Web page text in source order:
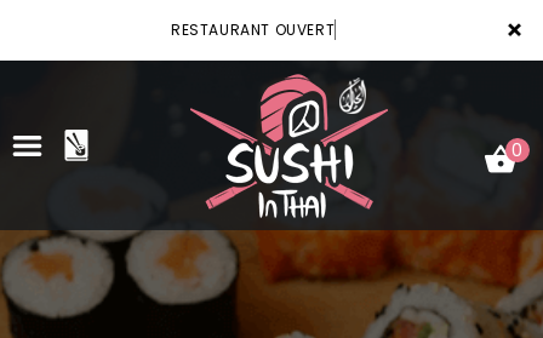
×
RESTAURANT OUVERT
ACCUEIL
0